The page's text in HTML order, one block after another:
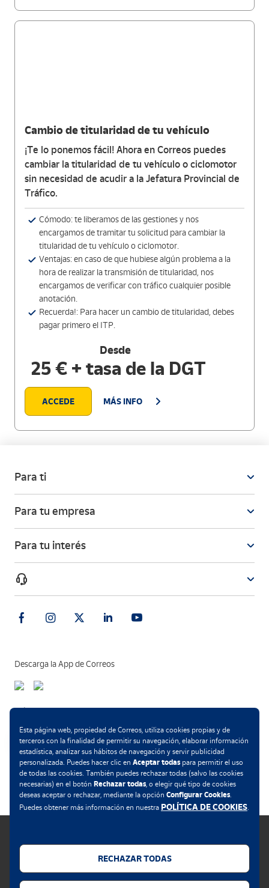
Cambio de titularidad de tu vehículo
¡Te lo ponemos fácil! Ahora en Correos puedes
cambiar la titularidad de tu vehículo o ciclomotor
sin necesidad de acudir a la Jefatura Provincial de
Tráfico.
Cómodo: te liberamos de las gestiones y nos
encargamos de tramitar tu solicitud para cambiar la
titularidad de tu vehículo o ciclomotor.
Ventajas: en caso de que hubiese algún problema a la
hora de realizar la transmisión de titularidad, nos
encargamos de verificar con tráfico cualquier posible
anotación.
Recuerda!: Para hacer un cambio de titularidad, debes
pagar primero el ITP.
Desde
25 € + tasa de la DGT
ACCEDE MÁS INFO
Para ti
Para tu empresa
Para tu interés
Descarga la App de Correos
Métodos de pago
Política de cookies
Esta página web, propiedad de Correos, utiliza cookies propias y de
terceros con la finalidad de permitir su navegación, elaborar información
estadística, analizar sus hábitos de navegación y servir publicidad
personalizada. Puedes hacer clic en Aceptar todaspara permitir el uso
de todas las cookies. También puedes rechazar todas (salvo las cookies
necesarias) en el botón Rechazar todas, o elegir qué tipo de cookies
deseas aceptar o rechazar, mediante la opción Configurar Cookies.
Puedes obtener más información en nuestra POLÍTICA DE COOKIES.
RECHAZAR TODAS